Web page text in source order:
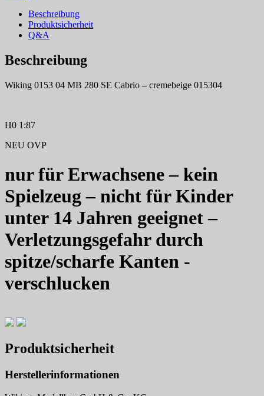
Beschreibung
Produktsicherheit
Q&A
Beschreibung
Wiking 0153 04 MB 280 SE Cabrio – cremebeige 015304
H0 1:87
NEU OVP
nur für Erwachsene – kein
Spielzeug – nicht für Kinder
unter 14 Jahren geeignet –
Verletzungsgefahr durch
spitze/scharfe Kanten -
verschlucken
Produktsicherheit
Herstellerinformationen